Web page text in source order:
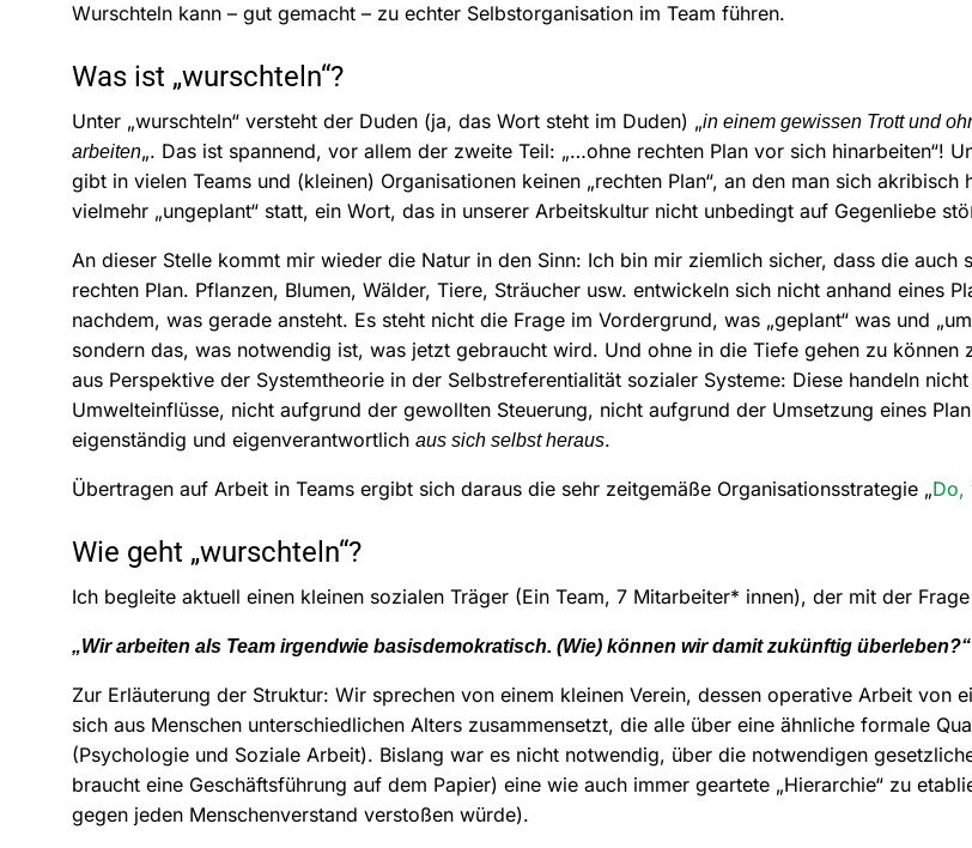
Wurschteln kann – gut gemacht – zu echter Selbstorganisation im Team führen.
Was ist „wurschteln“?
Unter „wurschteln“ versteht der Duden (ja, das Wort steht im Duden) „in einem gewissen Trott und
arbeiten„. Das ist spannend, vor allem der zweite Teil: „…ohne rechten Plan vor sich hinarbeiten“!
gibt in vielen Teams und (kleinen) Organisationen keinen „rechten Plan“, an den man sich
vielmehr „ungeplant“ statt, ein Wort, das in unserer Arbeitskultur nicht unbedingt auf Gegenliebe
An dieser Stelle kommt mir wieder die Natur in den Sinn: Ich bin mir ziemlich sicher, dass die auch
rechten Plan. Pflanzen, Blumen, Wälder, Tiere, Sträucher usw. entwickeln sich nicht anhand eines
nachdem, was gerade ansteht. Es steht nicht die Frage im Vordergrund, was „geplant“ was und
sondern das, was notwendig ist, was jetzt gebraucht wird. Und ohne in die Tiefe gehen zu können
aus Perspektive der Systemtheorie in der Selbstreferentialität sozialer Systeme: Diese handeln
Umwelteinflüsse, nicht aufgrund der gewollten Steuerung, nicht aufgrund der Umsetzung eines
eigenständig und eigenverantwortlich aus sich selbst heraus.
Übertragen auf Arbeit in Teams ergibt sich daraus die sehr zeitgemäße Organisationsstrategie „Do,
Wie geht „wurschteln“?
Ich begleite aktuell einen kleinen sozialen Träger (Ein Team, 7 Mitarbeiter* innen), der mit der
„Wir arbeiten als Team irgendwie basisdemokratisch. (Wie) können wir damit zukünftig überleben?“
Zur Erläuterung der Struktur: Wir sprechen von einem kleinen Verein, dessen operative Arbeit von
sich aus Menschen unterschiedlichen Alters zusammensetzt, die alle über eine ähnliche formale
(Psychologie und Soziale Arbeit). Bislang war es nicht notwendig, über die notwendigen
braucht eine Geschäftsführung auf dem Papier) eine wie auch immer geartete „Hierarchie“ zu
gegen jeden Menschenverstand verstoßen würde).